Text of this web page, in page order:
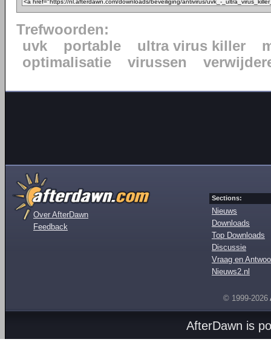
Trefwoorden:
uvk
portable ultra virus killer
optimalisatie
virussen
Over AfterDawn
Feedback
Sections:
Nieuws
Downloads
Top Downloads
Discussie
Vraag en
Nieuws2.nl
© 1999-2026
AfterDawn is